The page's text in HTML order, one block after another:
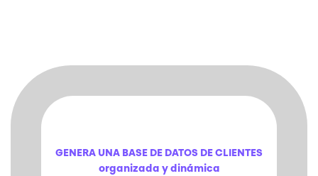
GENERA UNA BASE DE DATOS DE CLIENTES
organizada y dinámica